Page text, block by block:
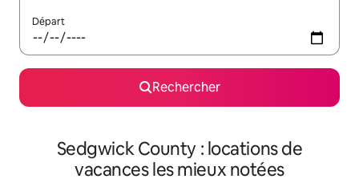
Départ
Rechercher
Sedgwick County : locations de
vacances les mieux notées